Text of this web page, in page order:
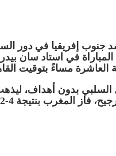
جنوب إفريقيا في دور
أقيمت المباراة في استاد سان
مساءً بتوقيت
السلبي بدون أهداف،